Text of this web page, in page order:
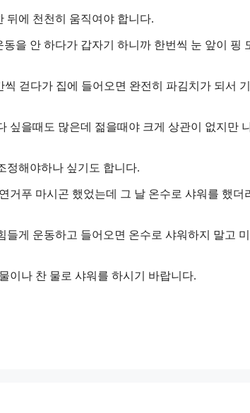
뒤에 천천히 움직여야 합니다.
을 안 하다가 갑자기 하니까 한번씩 눈 앞이 핑
걷다가 집에 들어오면 완전히 파김치가 되서
싶을때도 많은데 젊을때야 크게 상관이 없지만
정해야하나 싶기도 합니다.
거푸 마시곤 했었는데 그 날 온수로 샤워를 했더
게 운동하고 들어오면 온수로 샤워하지 말고
이나 찬 물로 샤워를 하시기 바랍니다.